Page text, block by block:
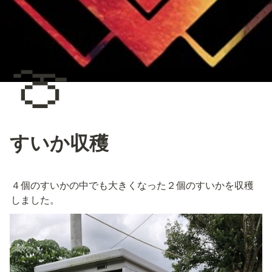
🍈
すいか収穫
４個のすいかの中でも大きくなった２個のすいかを収穫
しました。